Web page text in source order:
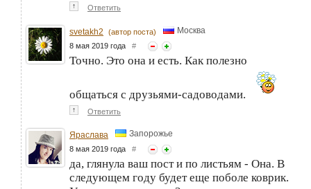
↑ Ответить
svetakh2 (автор поста) Москва
8 мая 2019 года #
Точно. Это она и есть. Как полезно
общаться с друзьями-садоводами.
↑ Ответить
Яраслава Запорожье
8 мая 2019 года #
да, глянула ваш пост и по листьям - Она. В
следующем году будет еще поболе коврик.